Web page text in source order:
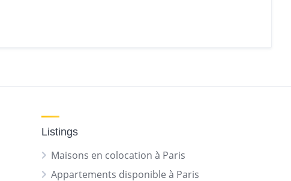
Listings
Maisons en colocation à Paris
Appartements disponible à Paris